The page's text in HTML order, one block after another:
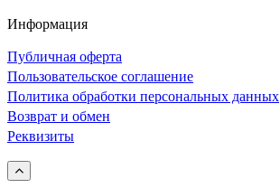
Информация
Публичная оферта
Пользовательское соглашение
Политика обработки персональных данных
Возврат и обмен
Реквизиты